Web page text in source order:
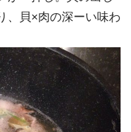
、貝×肉の深ーい味わ